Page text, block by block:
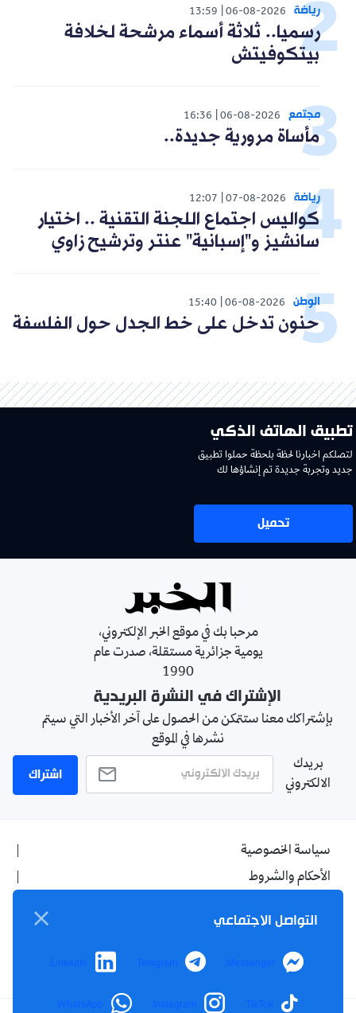
رياضة 06-08-2026
13:59
رسميا.. ثلاثة أسماء مرشحة لخلافة
بيتكوفيتش
مجتمع 06-08-2026
16:36
مأساة مرورية جديدة..
رياضة 07-08-2026
12:07
كواليس اجتماع اللجنة التقنية .. اختيار
سانشيز و"إسبانية" عنتر وترشيح زاوي
الوطن 06-08-2026
15:40
حنون تدخل على خط الجدل حول الفلسفة
تطبيق الهاتف الذكي
لتصلكم اخبارنا لحظة بلحظة حملوا تطبيق
جديد وتجربة جديدة تم إنشاؤها لك
تحميل
مرحبا بك في موقع الخبر الإلكتروني،
يومية جزائرية مستقلة، صدرت عام
1990
الإشتراك في النشرة البريدية
بإشتراكك معنا ستتمكن من الحصول على آخر الأخبار التي سيتم
نشرها في الموقع
بريدك
الالكتروني
اشتراك
سياسة الخصوصية
الأحكام والشروط
اتصل بنا
من نحن
التواصل الاجتماعي
Messenger
Telegram
LinkedIn
TikTok
Instagram
WhatsApp